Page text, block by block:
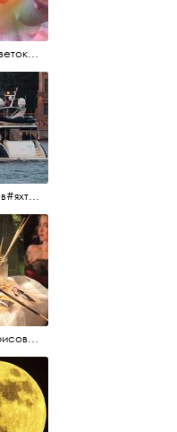
#цветы#цветок#нежность
#медведев#яхты#алыепаруса2023#белыеночи2013#санктпетербург #яхтафотиния#yacht#yachtphotinia
#рисую#рисовать#краскихолстмасло#картина#холст#кисточки#палитра#художник#портрет#aplgallery